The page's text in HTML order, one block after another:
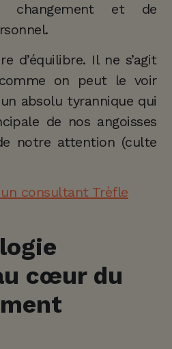
changement et de
d’équilibre. Il ne s’agit
on peut le voir
absolu tyrannique qui
de nos angoisses
notre attention (culte
cœur du